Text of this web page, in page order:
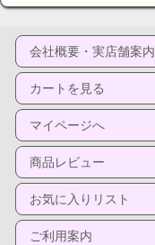
会社概要・実店舗案内
カートを見る
マイページへ
商品レビュー
お気に入りリスト
ご利用案内